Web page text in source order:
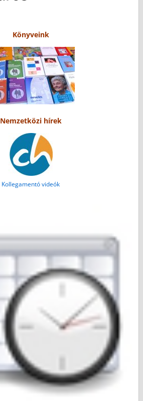
Könyveink
Nemzetközi hírek
Kollegamentó videók